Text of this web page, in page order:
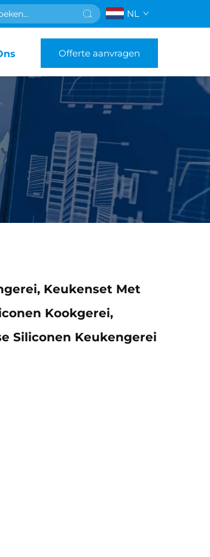
NL
Offerte aanvragen
Keukenset Met
Kookgerei,
Siliconen Keukengerei